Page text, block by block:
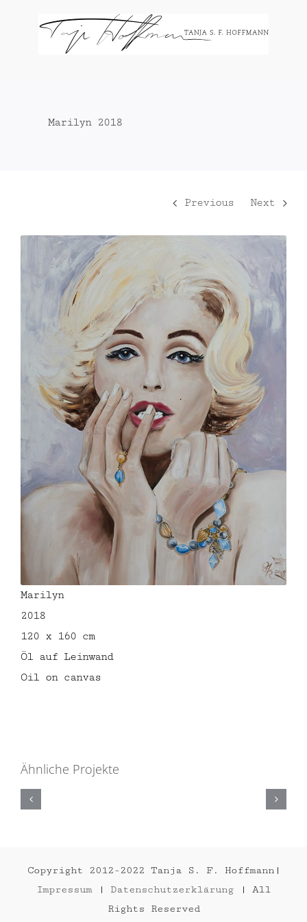
Marilyn 2018
Previous Next
Marilyn
2018
120 x 160 cm
Öl auf Leinwand
Oil on canvas
Ähnliche Projekte
Copyright 2012-2022 Tanja S. F. Hoffmann|
Impressum| Datenschutzerklärung | All
Rights Reserved